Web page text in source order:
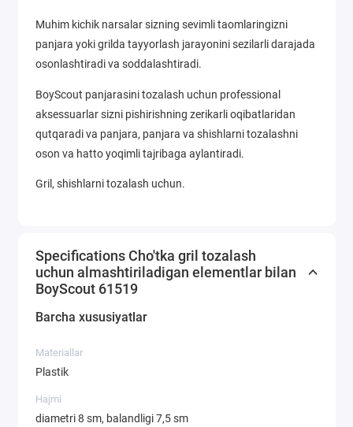
Muhim kichik narsalar sizning sevimli taomlaringizni
panjara yoki grilda tayyorlash jarayonini sezilarli darajada
osonlashtiradi va soddalashtiradi.
BoyScout panjarasini tozalash uchun professional
aksessuarlar sizni pishirishning zerikarli oqibatlaridan
qutqaradi va panjara, panjara va shishlarni tozalashni
oson va hatto yoqimli tajribaga aylantiradi.
Gril, shishlarni tozalash uchun.
Specifications Сho'tka gril tozalash
uchun almashtiriladigan elementlar bilan
BoyScout 61519
Barcha xususiyatlar
Materiallar
Plastik
Hajmi
diametri 8 sm, balandligi 7,5 sm